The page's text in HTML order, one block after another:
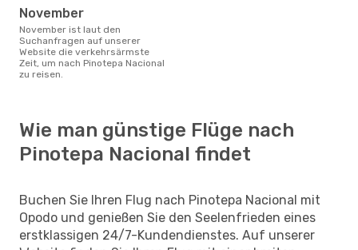
November
November ist laut den
Suchanfragen auf unserer
Website die verkehrsärmste
Zeit, um nach Pinotepa Nacional
zu reisen.
Wie man günstige Flüge nach
Pinotepa Nacional findet
Buchen Sie Ihren Flug nach Pinotepa Nacional mit
Opodo und genießen Sie den Seelenfrieden eines
erstklassigen 24/7-Kundendienstes. Auf unserer